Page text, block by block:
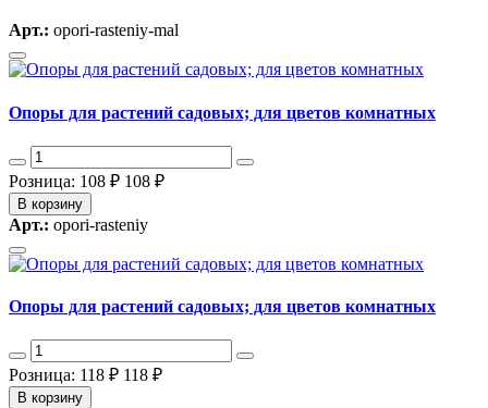
Арт.: opori-rasteniy-mal
Опоры для растений садовых; для цветов комнатных
Розница: 108 ₽ 108 ₽
В корзину
Арт.: opori-rasteniy
Опоры для растений садовых; для цветов комнатных
Розница: 118 ₽ 118 ₽
В корзину